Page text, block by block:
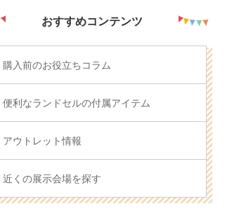
おすすめコンテンツ
購入前のお役立ちコラム
便利なランドセルの付属アイテム
アウトレット情報
近くの展示会場を探す